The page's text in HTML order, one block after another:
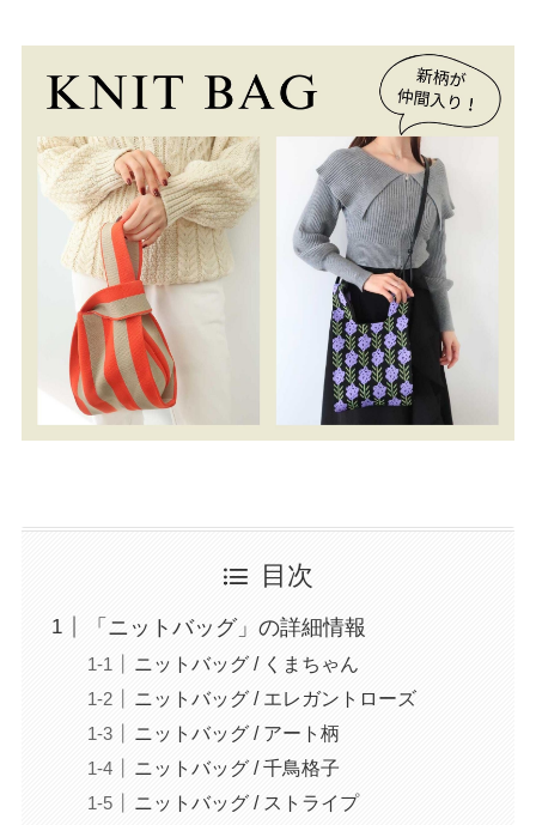
目次
「ニットバッグ」の詳細情報
ニットバッグ / くまちゃん
ニットバッグ / エレガントローズ
ニットバッグ / アート柄
ニットバッグ / 千鳥格子
ニットバッグ / ストライプ